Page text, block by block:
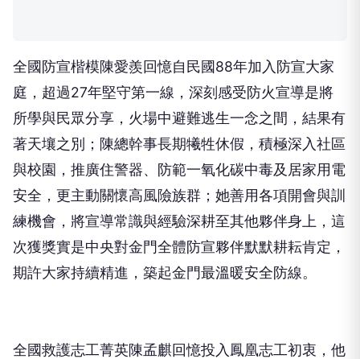
庭，超過27年堅守第一線，深刻感受防火宣導是將
所學與民眾分享，火場中避難逃生一念之間，結果有
著天壤之別；陳總幹事長期犧牲休假，積極深入社區
與校園，推廣住警器、防範一氧化碳中毒及居家用電
安全，更主動關懷高風險族群；她善用各項開會與訓
練機會，將宣導常識與經驗深耕至其他夥伴身上，這
次獲獎實是中央對金門全體防宣夥伴默默耕耘肯定，
期許大家持續精進，築起金門最溫暖安全防線。
早年因在醫院工作，深知到院前緊急救護分秒必爭重